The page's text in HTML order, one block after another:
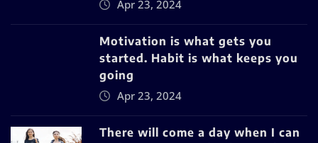
Apr 23, 2024
Motivation is what gets you
started. Habit is what keeps you
going
Apr 23, 2024
There will come a day when I can